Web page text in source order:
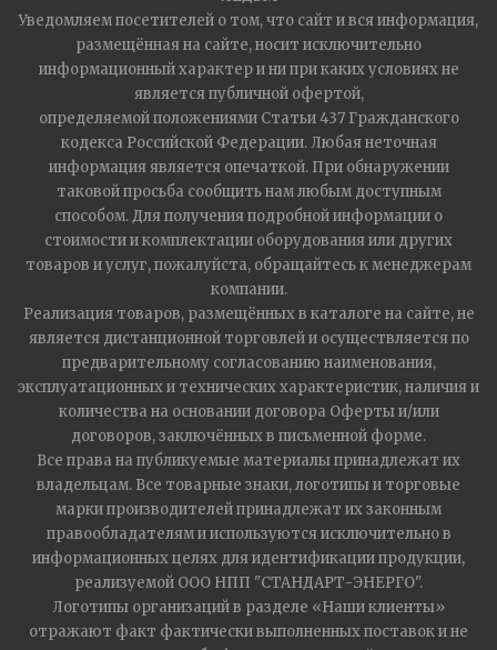
Уведомляем посетителей о том, что сайт и вся информация,
размещённая на сайте, носит исключительно
информационный характер и ни при каких условиях не
является публичной офертой,
определяемой положениями Статьи 437 Гражданского
кодекса Российской Федерации. Любая неточная
информация является опечаткой. При обнаружении
таковой просьба сообщить нам любым доступным
способом. Для получения подробной информации о
стоимости и комплектации оборудования или других
товаров и услуг, пожалуйста, обращайтесь к менеджерам
компании.
Реализация товаров, размещённых в каталоге на сайте, не
является дистанционной торговлей и осуществляется по
предварительному согласованию наименования,
эксплуатационных и технических характеристик, наличия и
количества на основании договора Оферты и/или
договоров, заключённых в письменной форме.
Все права на публикуемые материалы принадлежат их
владельцам. Все товарные знаки, логотипы и торговые
марки производителей принадлежат их законным
правообладателям и используются исключительно в
информационных целях для идентификации продукции,
реализуемой ООО НПП "СТАНДАРТ-ЭНЕРГО".
Логотипы организаций в разделе «Наши клиенты»
отражают факт фактически выполненных поставок и не